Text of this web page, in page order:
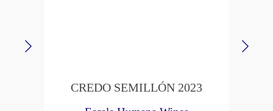
CREDO SEMILLÓN 2023